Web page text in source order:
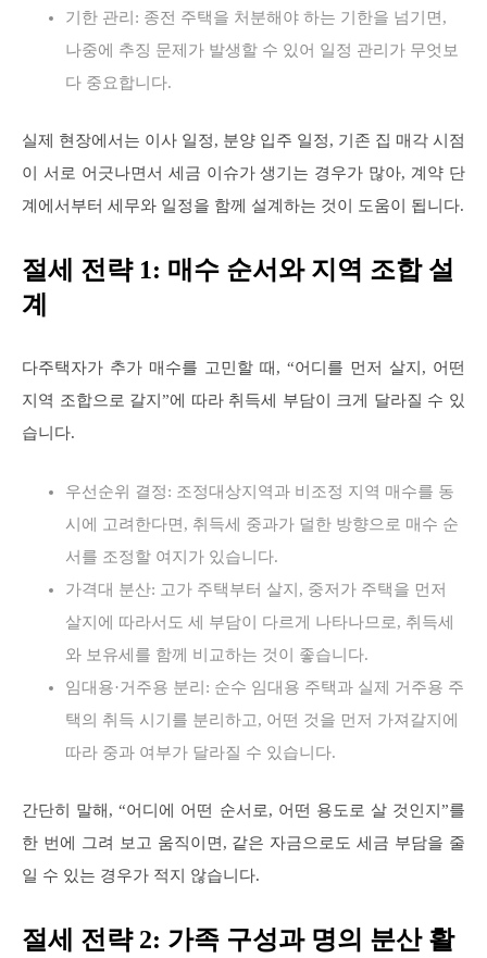
기한 관리: 종전 주택을 처분해야 하는 기한을 넘기면,
나중에 추징 문제가 발생할 수 있어 일정 관리가 무엇보
다 중요합니다.
실제 현장에서는 이사 일정, 분양 입주 일정, 기존 집 매각 시점
이 서로 어긋나면서 세금 이슈가 생기는 경우가 많아, 계약 단
계에서부터 세무와 일정을 함께 설계하는 것이 도움이 됩니다.
절세 전략 1: 매수 순서와 지역 조합 설
계
다주택자가 추가 매수를 고민할 때, “어디를 먼저 살지, 어떤
지역 조합으로 갈지”에 따라 취득세 부담이 크게 달라질 수 있
습니다.
우선순위 결정: 조정대상지역과 비조정 지역 매수를 동
시에 고려한다면, 취득세 중과가 덜한 방향으로 매수 순
서를 조정할 여지가 있습니다.
가격대 분산: 고가 주택부터 살지, 중저가 주택을 먼저
살지에 따라서도 세 부담이 다르게 나타나므로, 취득세
와 보유세를 함께 비교하는 것이 좋습니다.
임대용·거주용 분리: 순수 임대용 주택과 실제 거주용 주
택의 취득 시기를 분리하고, 어떤 것을 먼저 가져갈지에
따라 중과 여부가 달라질 수 있습니다.
간단히 말해, “어디에 어떤 순서로, 어떤 용도로 살 것인지”를
한 번에 그려 보고 움직이면, 같은 자금으로도 세금 부담을 줄
일 수 있는 경우가 적지 않습니다.
절세 전략 2: 가족 구성과 명의 분산 활